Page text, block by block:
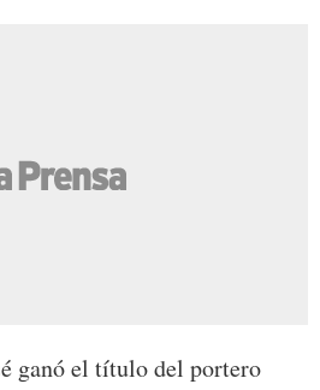
ganó el título del portero